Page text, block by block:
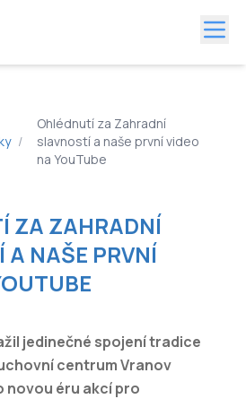
/
Ohlédnutí za Zahradní
slavností a naše první video
na YouTube
ZA ZAHRADNÍ
A NAŠE PRVNÍ
jedinečné spojení tradice
centrum Vranov
novou éru akcí pro